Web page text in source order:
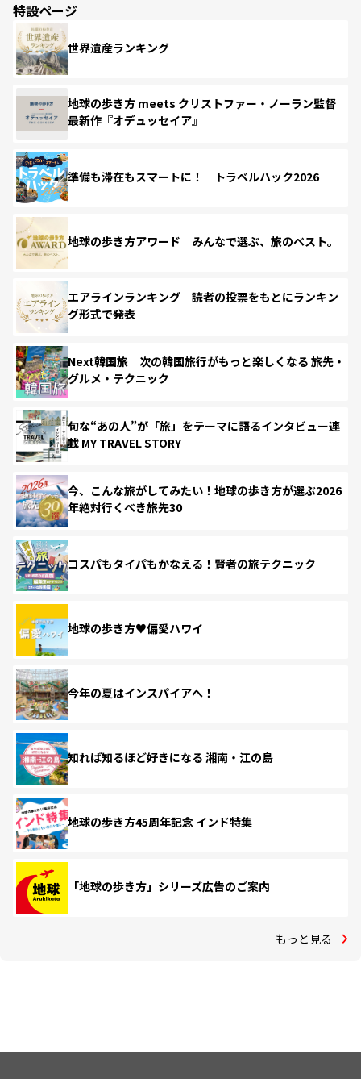
特設ページ
世界遺産ランキング
地球の歩き方 meets クリストファー・ノーラン監督
最新作『オデュッセイア』
準備も滞在もスマートに！ トラベルハック2026
地球の歩き方アワード みんなで選ぶ、旅のベスト。
エアラインランキング 読者の投票をもとにランキン
グ形式で発表
Next韓国旅 次の韓国旅行がもっと楽しくなる 旅先・
グルメ・テクニック
旬な“あの人”が「旅」をテーマに語るインタビュー連
載 MY TRAVEL STORY
今、こんな旅がしてみたい！地球の歩き方が選ぶ2026
年絶対行くべき旅先30
コスパもタイパもかなえる！賢者の旅テクニック
地球の歩き方♥偏愛ハワイ
今年の夏はインスパイアへ！
知れば知るほど好きになる 湘南・江の島
地球の歩き方45周年記念 インド特集
「地球の歩き方」シリーズ広告のご案内
もっと見る